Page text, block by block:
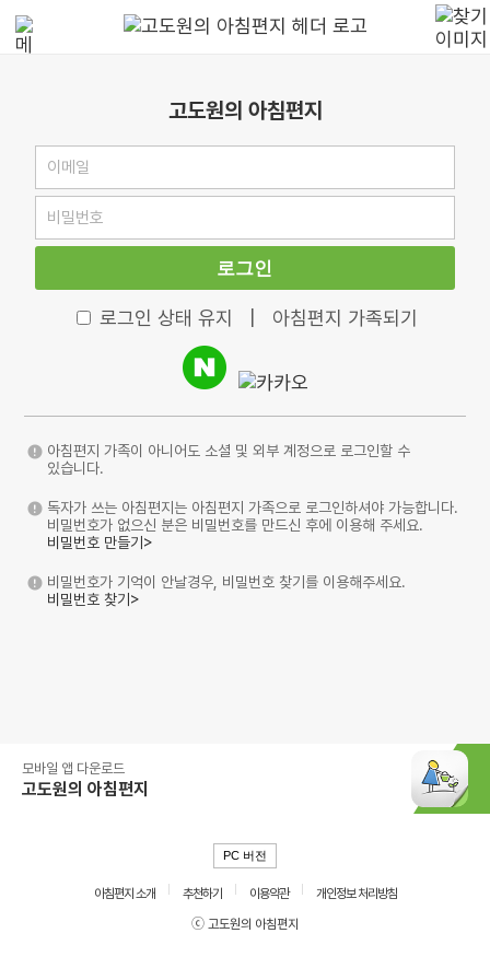
고도원의 아침편지
로그인
로그인 상태 유지 아침편지 가족되기
아침편지 가족이 아니어도 소셜 및 외부 계정으로 로그인할 수
있습니다.
독자가 쓰는 아침편지는 아침편지 가족으로 로그인하셔야 가능합니다.
비밀번호가 없으신 분은 비밀번호를 만드신 후에 이용해 주세요.
비밀번호 만들기>
비밀번호가 기억이 안날경우, 비밀번호 찾기를 이용해주세요.
비밀번호 찾기>
모바일 앱 다운로드
고도원의 아침편지
PC 버전
아침편지 소개 추천하기 이용약관
개인정보 처리방침
ⓒ 고도원의 아침편지